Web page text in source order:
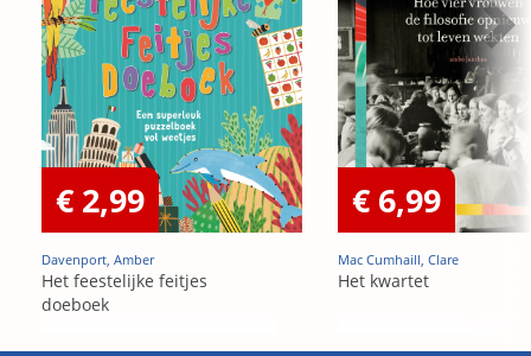
€ 2,99
Davenport, Amber
Het feestelijke feitjes
doeboek
€ 6,99
Mac Cumhaill, Clare
Het kwartet